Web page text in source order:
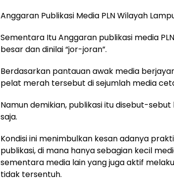
Anggaran Publikasi Media PLN Wilayah
Sementara Itu Anggaran publikasi media
besar dan dinilai “jor-joran”.
Berdasarkan pantauan awak media
pelat merah tersebut di sejumlah media
Namun demikian, publikasi itu disebut-
saja.
Kondisi ini menimbulkan kesan adanya
publikasi, di mana hanya sebagian kecil
sementara media lain yang juga aktif
tidak tersentuh.